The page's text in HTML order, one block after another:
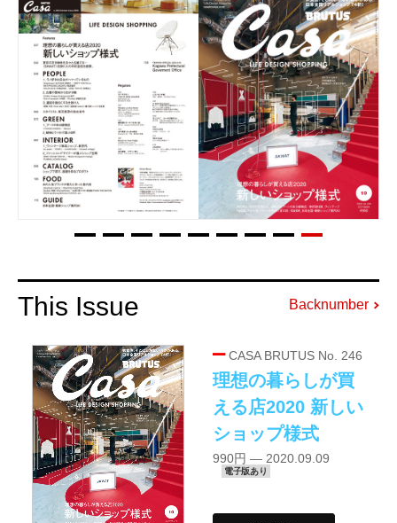
This Issue Backnumber
CASA BRUTUS No. 246
理想の暮らしが買
える店2020 新しい
ショップ様式
990円 — 2020.09.09
電子版あり